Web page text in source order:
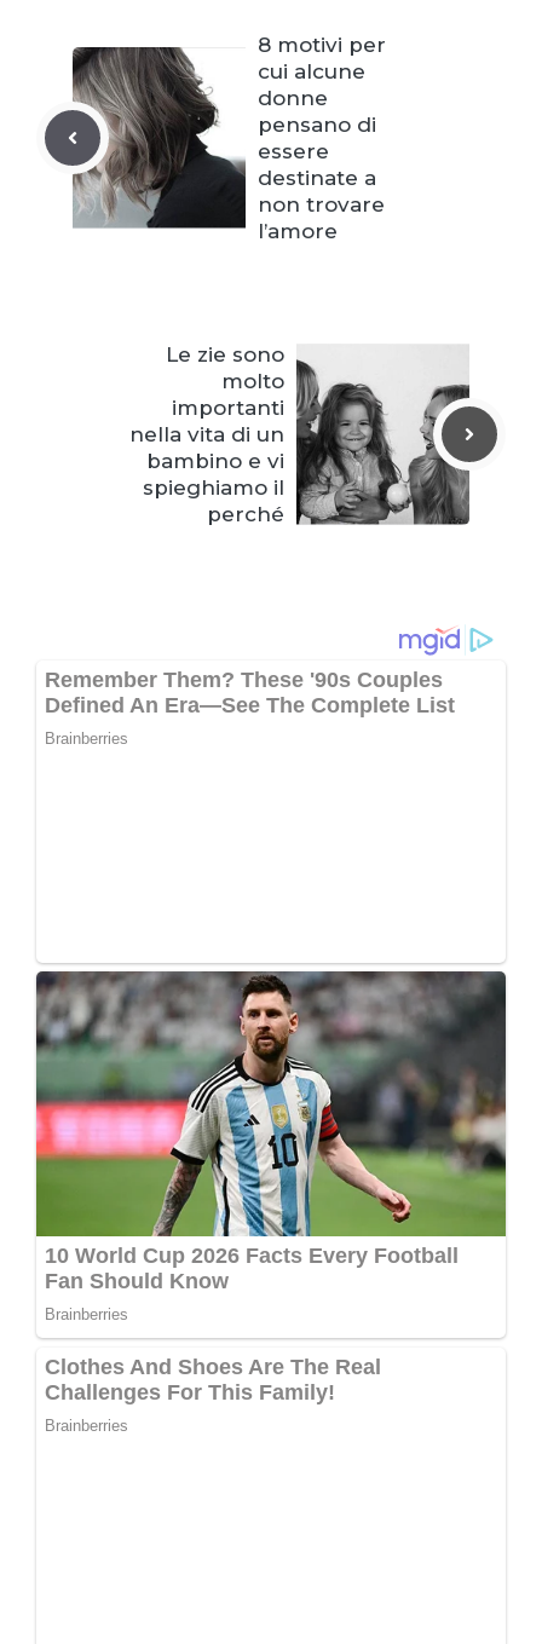
8 motivi per
cui alcune
donne
pensano di
essere
destinate a
non trovare
l’amore
Le zie sono
molto
importanti
nella vita di un
bambino e vi
spieghiamo il
perché